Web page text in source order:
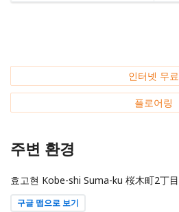
인터넷 무료
플로어링
주변 환경
효고현 Kobe-shi Suma-ku 桜木町2丁目
구글 맵으로 보기